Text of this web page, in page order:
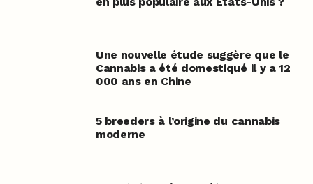
Une nouvelle étude suggère que le
Cannabis a été domestiqué il y a 12
000 ans en Chine
5 breeders à l’origine du cannabis
moderne